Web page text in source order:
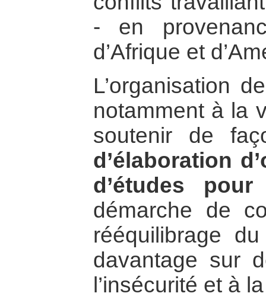
- en
d’Afrique et
L’organisation
notamment à la
soutenir de
d’élaboration
d’études
démarche de
rééquilibrage
davantage sur
l’insécurité et à